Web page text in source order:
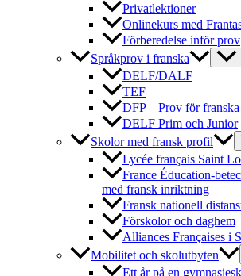
Privatlektioner
Onlinekurs med
Förberedelse inför prov
Språkprov i franska
DELF/DALF
TEF
DFP – Prov för
DELF Prim och Junior
Skolor med fransk profil
Lycée français Saint
France Éducation-
med fransk inriktning
Fransk nationell
Förskolor och daghem
Alliances Françaises i
Mobilitet och skolutbyten
Ett år på en